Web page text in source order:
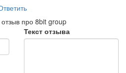
про 8bit group
Текст отзыва